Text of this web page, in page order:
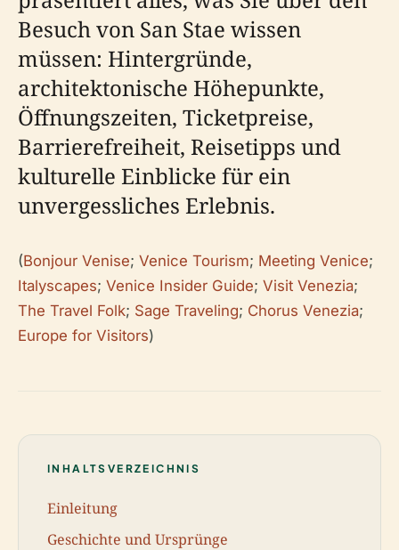
Besuch von San Stae wissen
müssen: Hintergründe,
architektonische Höhepunkte,
Öffnungszeiten, Ticketpreise,
Barrierefreiheit, Reisetipps und
kulturelle Einblicke für ein
unvergessliches Erlebnis.
(Bonjour Venise; Venice Tourism; Meeting Venice;
Italyscapes; Venice Insider Guide; Visit Venezia;
The Travel Folk; Sage Traveling; Chorus Venezia;
Europe for Visitors)
INHALTSVERZEICHNIS
Einleitung
Geschichte und Ursprünge